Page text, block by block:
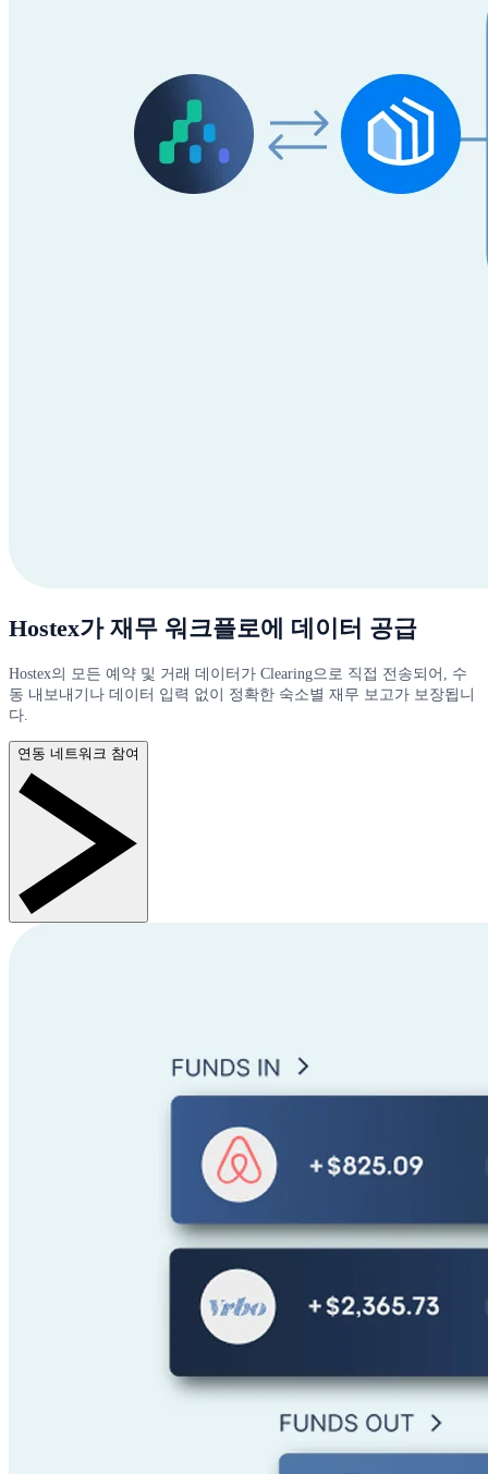
Hostex가 재무 워크플로에 데이터 공급
Hostex의 모든 예약 및 거래 데이터가 Clearing으로 직접 전송되어, 수
동 내보내기나 데이터 입력 없이 정확한 숙소별 재무 보고가 보장됩니
다.
연동 네트워크 참여